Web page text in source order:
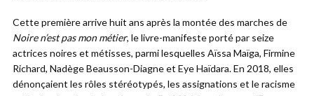
Cette première arrive huit ans après la montée des marches de
Noire n’est pas mon métier, le livre-manifeste porté par seize
actrices noires et métisses, parmi lesquelles Aïssa Maïga, Firmine
Richard, Nadège Beausson-Diagne et Eye Haïdara. En 2018, elles
dénonçaient les rôles stéréotypés, les assignations et le racisme